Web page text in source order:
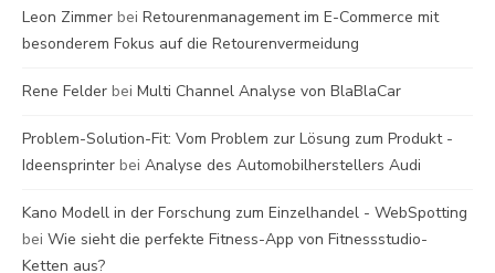
Leon Zimmer bei Retourenmanagement im E-Commerce mit
besonderem Fokus auf die Retourenvermeidung
Rene Felder bei Multi Channel Analyse von BlaBlaCar
Problem-Solution-Fit: Vom Problem zur Lösung zum Produkt -
Ideensprinter bei Analyse des Automobilherstellers Audi
Kano Modell in der Forschung zum Einzelhandel - WebSpotting
bei Wie sieht die perfekte Fitness-App von Fitnessstudio-
Ketten aus?